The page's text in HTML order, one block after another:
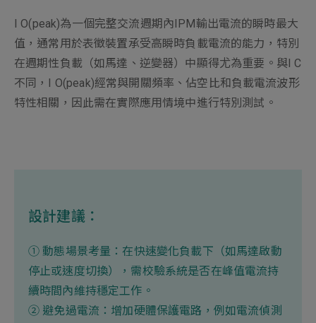
I O(peak)為一個完整交流週期內IPM輸出電流的瞬時最大
值，通常用於表徵裝置承受高瞬時負載電流的能力，特別
在週期性負載（如馬達、逆變器）中顯得尤為重要。與I C
不同，I O(peak)經常與開關頻率、佔空比和負載電流波形
特性相關，因此需在實際應用情境中進行特別測試。
設計建議：
① 動態場景考量：在快速變化負載下（如馬達啟動
停止或速度切換），需校驗系統是否在峰值電流持
續時間內維持穩定工作。
② 避免過電流：增加硬體保護電路，例如電流偵測